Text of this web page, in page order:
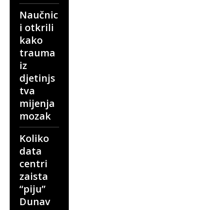
Naučnic
i otkrili
kako
trauma
iz
djetinjs
tva
mijenja
mozak
Koliko
data
centri
zaista
“piju”
Dunav